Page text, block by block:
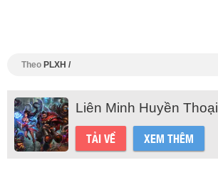
Theo PLXH /
Liên Minh Huyền Thoại
TẢI VỀ XEM THÊM